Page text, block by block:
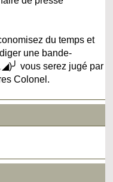
du temps et
une bande-
vous serez jugé par
Colonel.